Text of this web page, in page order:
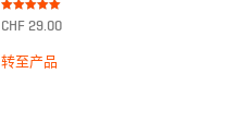
Bewertet mit
5.00
CHF 29.00
转至产品